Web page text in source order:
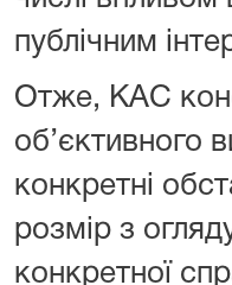
публічним
Отже, КАС
об’єктивного
конкретні
розмір з
конкретної